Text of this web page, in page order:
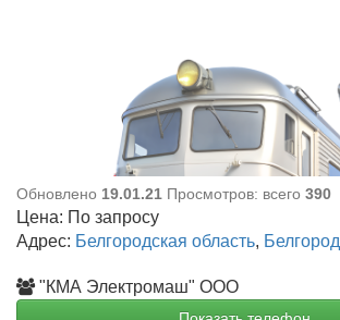
Обновлено 19.01.21 Просмотров: всего 390
Цена: По запросу
Адрес: Белгородская область, Белгород
"КМА Электромаш" ООО